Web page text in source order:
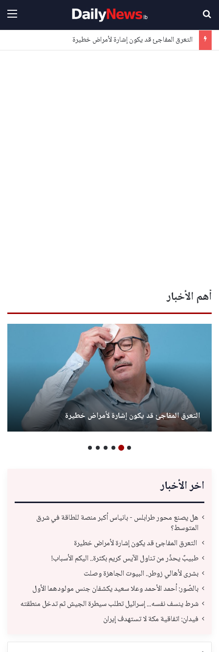
التعرق المفاجئ قد يكون إشارة لأمراض خطيرة
أهم الأخبار
التعرق المفاجئ قد يكون إشارة لأمراض خطيرة
اخر الأخبار
هل يصنع محور طرابلس - بانياس أكبر منصة للطاقة في شرق
المتوسط؟
التعرق المفاجئ قد يكون إشارة لأمراض خطيرة
طبيبٌ يحذّر من تناول الآيس كريم بكثرة.. اليكم الأسباب!
بشرى لأهالي زوطر.. البيوت الجاهزة وصلت
بالصّور: أحمد الأحمد وعلا سعيد يكشفان جنس مولودهما الأول
شرط ينسف نفسه... إسرائيل تطلب سيطرة الجيش ثم تدخل منطقته
فيدان: اتفاقية مكة لا تستهدف إيران